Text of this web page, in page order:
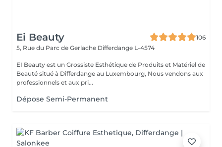
Ei Beauty
106
5, Rue du Parc de Gerlache Differdange L-4574
EI Beauty est un Grossiste Esthétique de Produits et Matériel de
Beauté situé à Differdange au Luxembourg, Nous vendons aux
professionnels et aux pri...
Dépose Semi-Permanent